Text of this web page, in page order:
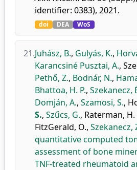
identifier: 0383), 2021.
doi DEA WoS
21.Juhász, B., Gulyás, K.,
Karancsiné Pusztai, A.,
Pethő, Z., Bodnár, N.,
Bhattoa, H. P., Szekanecz,
Domján, A., Szamosi, S.,
S., Szűcs, G., Raterman, H.
FitzGerald, O., Szekanecz,
quantitative computed
assessment of bone
TNF-treated rheumatoid